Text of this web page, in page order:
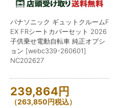
パナソニック ギュットクルームF
EX FRシートカバーセット 2026
子供乗せ電動自転車 純正オプシ
ョン [webc339-260601]
NC202627
239,864円
（263,850円税込）